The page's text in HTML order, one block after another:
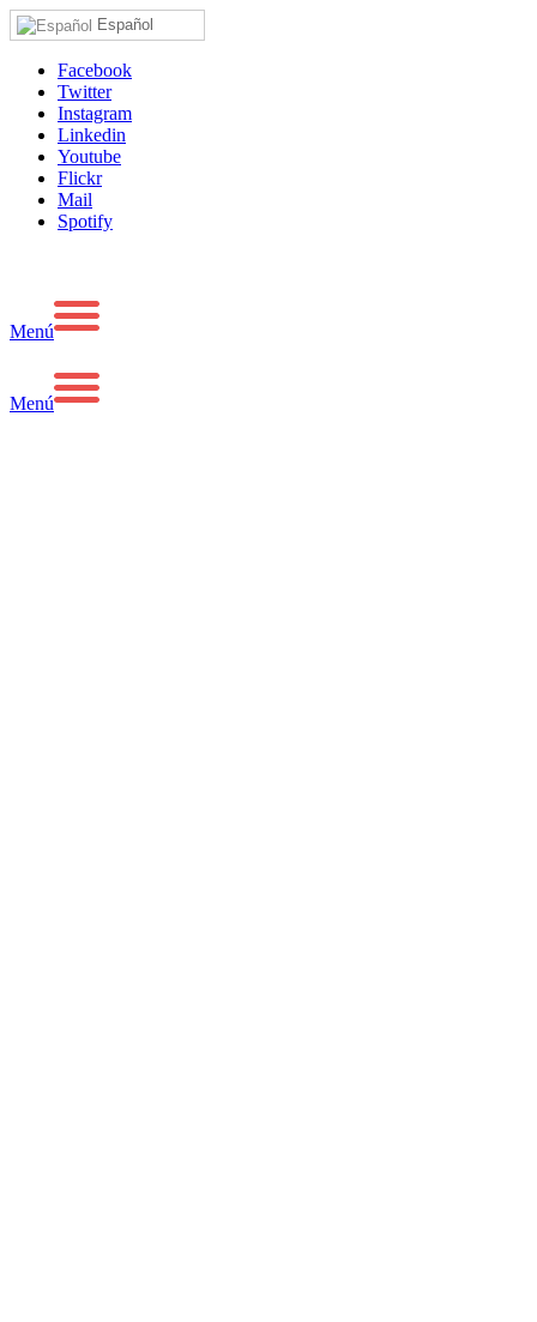
Español
Facebook
Twitter
Instagram
Linkedin
Youtube
Flickr
Mail
Spotify
Menú
Menú